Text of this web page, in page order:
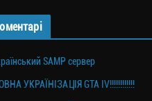
SAMP сервер
УКРАЇНІЗАЦІЯ GTA IV!!!!!!!!!!!!